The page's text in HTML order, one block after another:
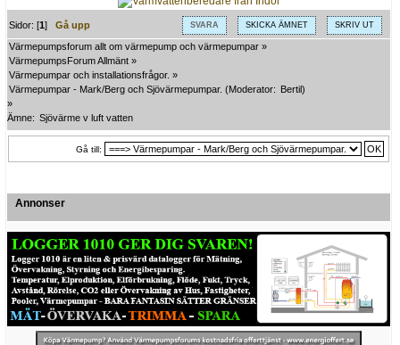
SVARA SKICKA ÄMNET SKRIV UT
Sidor: [1]Gå upp
Värmepumpsforum allt om värmepump och värmepumpar »
VärmepumpsForum Allmänt »
Värmepumpar och installationsfrågor. »
Värmepumpar - Mark/Berg och Sjövärmepumpar. (Moderator: Bertil)
»
Ämne: Sjövärme v luft vatten
Gå till:
Annonser